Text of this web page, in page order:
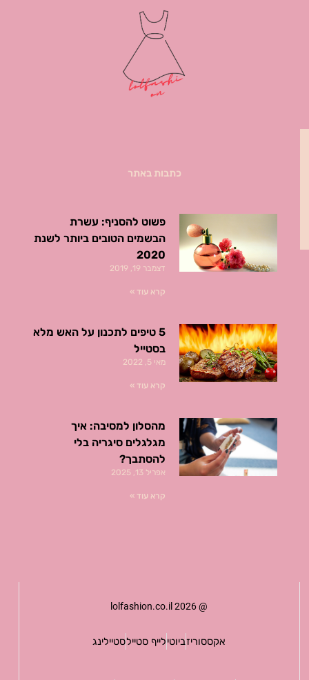
כתבות באתר
פשוט להסניף: עשרת
הבשמים הטובים ביותר לשנת
2020
דצמבר 19, 2019
קרא עוד »
5 טיפים לתכנון על האש מלא
בסטייל
מאי 5, 2022
קרא עוד »
מהסלון למסיבה: איך
מגלגלים סיגריה בלי
להסתבך?
אפריל 13, 2025
קרא עוד »
@ lolfashion.co.il 2026
אקססוריזביוטילייף סטיילסטיילינג